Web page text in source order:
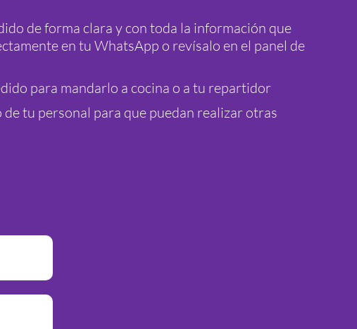
de forma clara y con toda la información que
en tu WhatsApp o revísalo en el panel de
para mandarlo a cocina o a tu repartidor
de tu personal para que puedan realizar otras